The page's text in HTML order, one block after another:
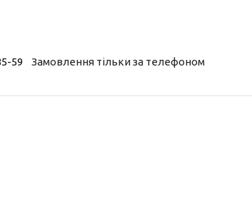
59 Замовлення тільки за телефоном